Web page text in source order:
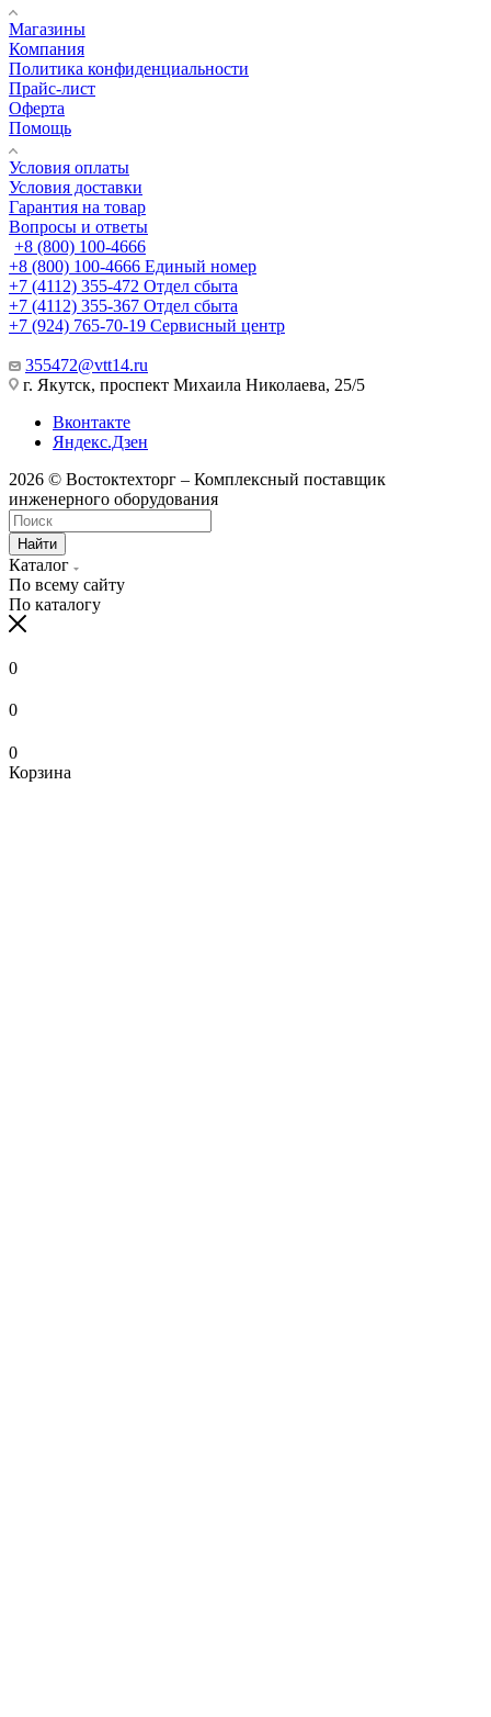
Магазины
Компания
Политика конфиденциальности
Прайс-лист
Оферта
Помощь
Условия оплаты
Условия доставки
Гарантия на товар
Вопросы и ответы
+8 (800) 100-4666
+8 (800) 100-4666 Единый номер
+7 (4112) 355-472 Отдел сбыта
+7 (4112) 355-367 Отдел сбыта
+7 (924) 765-70-19 Сервисный центр
355472@vtt14.ru
г. Якутск, проспект Михаила Николаева, 25/5
Вконтакте
Яндекс.Дзен
2026 © Востоктехторг – Комплексный поставщик
инженерного оборудования
Найти
Каталог
По всему сайту
По каталогу
0
0
0
Корзина